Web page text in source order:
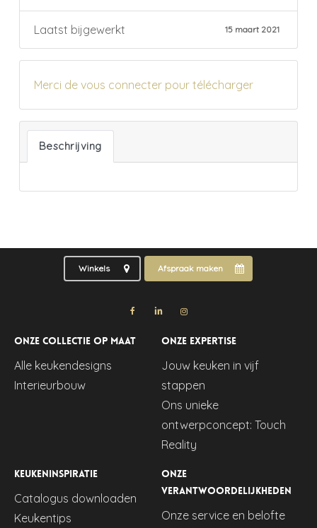
Laatst bijgewerkt 15 maart 2021
Merci de vous connecter pour télécharger
Beschrijving
Winkels Afspraak maken
Onze collectie op maat
Alle keukendesigns
Interieurbouw
Onze expertise
Jouw keuken in vijf
stappen
Ons unieke
ontwerpconcept: Touch
Reality
Keukeninspiratie
Catalogus downloaden
Keukentips
Onze
verantwoordelijkheden
Onze service en belofte